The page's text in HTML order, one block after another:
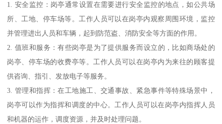
1. 安全监控：岗亭通常设置在需要进行安全监控的地点，如公共场
所、工地、停车场等。工作人员可以在岗亭内观察周围环境，监控
并管理进出人员和车辆，起到防范盗、消防安全等方面的作用。
2. 值班和服务：有些岗亭是为了提供服务而设立的，比如商场处的
岗亭、停车场的收费亭等。工作人员可以在岗亭内为来往的顾客提
供咨询、指引、发放电子等服务。
3. 管理和指挥：在工地施工、交通事故、紧急事件等特殊场景中，
岗亭可以作为指挥和调度的中心。工作人员可以在岗亭内指挥人员
和机器的运作，调度资源，并及时处理问题。